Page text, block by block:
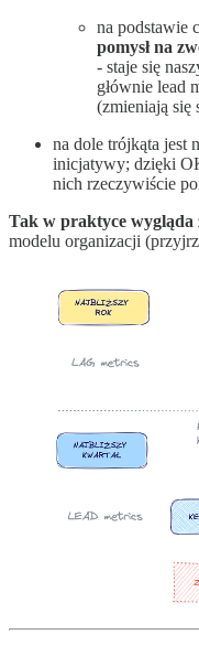
na podstawie
pomysł na
- staje się
głównie lead
(zmieniają się
na dole trójkąta jest
inicjatywy; dzięki
nich rzeczywiście
Tak w praktyce
modelu organizacji